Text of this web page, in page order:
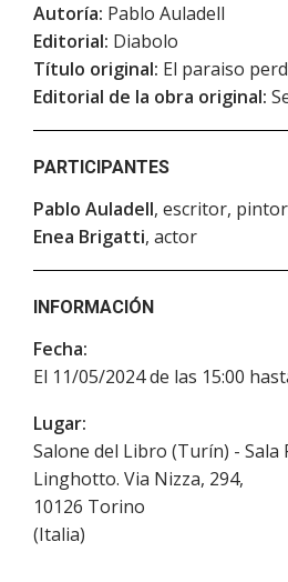
Autoría: Pablo Auladell
Editorial: Diabolo
Título original: El paraiso
Editorial de la obra original:
PARTICIPANTES
Pablo Auladell, escritor,
Enea Brigatti, actor
INFORMACIÓN
Fecha:
El 11/05/2024 de las 15:00
Lugar:
Salone del Libro (Turín) - Sala
Linghotto. Via Nizza, 294,
10126 Torino
(Italia)